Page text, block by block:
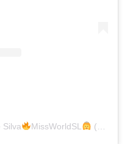
Silva MissWorldSL (@pushpika_desilva)